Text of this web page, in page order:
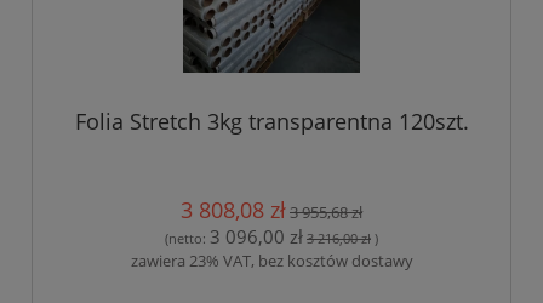
Folia Stretch 3kg transparentna 120szt.
3 808,08 zł3 955,68 zł
(netto: 3 096,00 zł 3 216,00 zł )
zawiera 23% VAT, bez kosztów dostawy